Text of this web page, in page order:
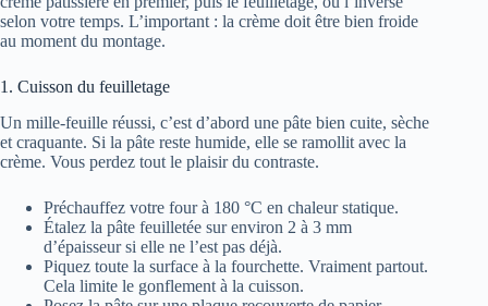
selon votre temps. L’important : la crème doit être bien froide
au moment du montage.
1. Cuisson du feuilletage
Un mille-feuille réussi, c’est d’abord une pâte bien cuite, sèche
et craquante. Si la pâte reste humide, elle se ramollit avec la
crème. Vous perdez tout le plaisir du contraste.
Préchauffez votre four à 180 °C en chaleur statique.
Étalez la pâte feuilletée sur environ 2 à 3 mm
d’épaisseur si elle ne l’est pas déjà.
Piquez toute la surface à la fourchette. Vraiment partout.
Cela limite le gonflement à la cuisson.